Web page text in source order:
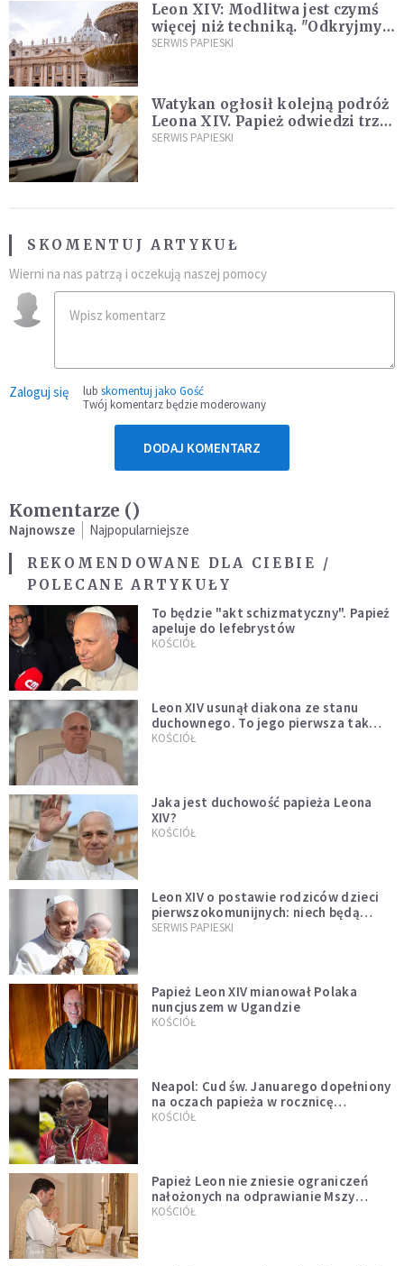
Leon XIV: Modlitwa jest czymś
więcej niż techniką. "Odkryjmy
ją na nowo"
SERWIS PAPIESKI
Watykan ogłosił kolejną podróż
Leona XIV. Papież odwiedzi trzy
kraje Ameryki Południowej
SERWIS PAPIESKI
SKOMENTUJ ARTYKUŁ
Wierni na nas patrzą i oczekują naszej pomocy
Zaloguj się lub skomentuj jako Gość
Twój komentarz będzie moderowany
DODAJ KOMENTARZ
Komentarze ()
Najnowsze
Najpopularniejsze
REKOMENDOWANE DLA CIEBIE /
POLECANE ARTYKUŁY
To będzie "akt schizmatyczny". Papież
apeluje do lefebrystów
KOŚCIÓŁ
Leon XIV usunął diakona ze stanu
duchownego. To jego pierwsza tak
bezprecedensowa decyzja
KOŚCIÓŁ
Jaka jest duchowość papieża Leona
XIV?
KOŚCIÓŁ
Leon XIV o postawie rodziców dzieci
pierwszokomunijnych: niech będą
przykładem
SERWIS PAPIESKI
Papież Leon XIV mianował Polaka
nuncjuszem w Ugandzie
KOŚCIÓŁ
Neapol: Cud św. Januarego dopełniony
na oczach papieża w rocznicę
pontyfikatu!
KOŚCIÓŁ
Papież Leon nie zniesie ograniczeń
nałożonych na odprawianie Mszy
trydenckiej. „Traditionis custodes”
KOŚCIÓŁ